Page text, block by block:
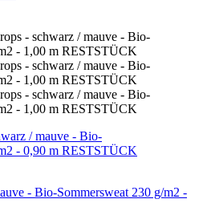
- Bio-Sommersweat 230 g/m2 -